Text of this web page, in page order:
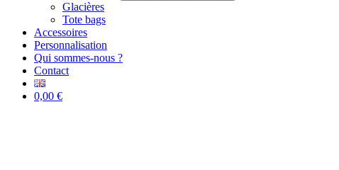
Glacières
Tote bags
Accessoires
Personnalisation
Qui sommes-nous ?
Contact
0,00 €